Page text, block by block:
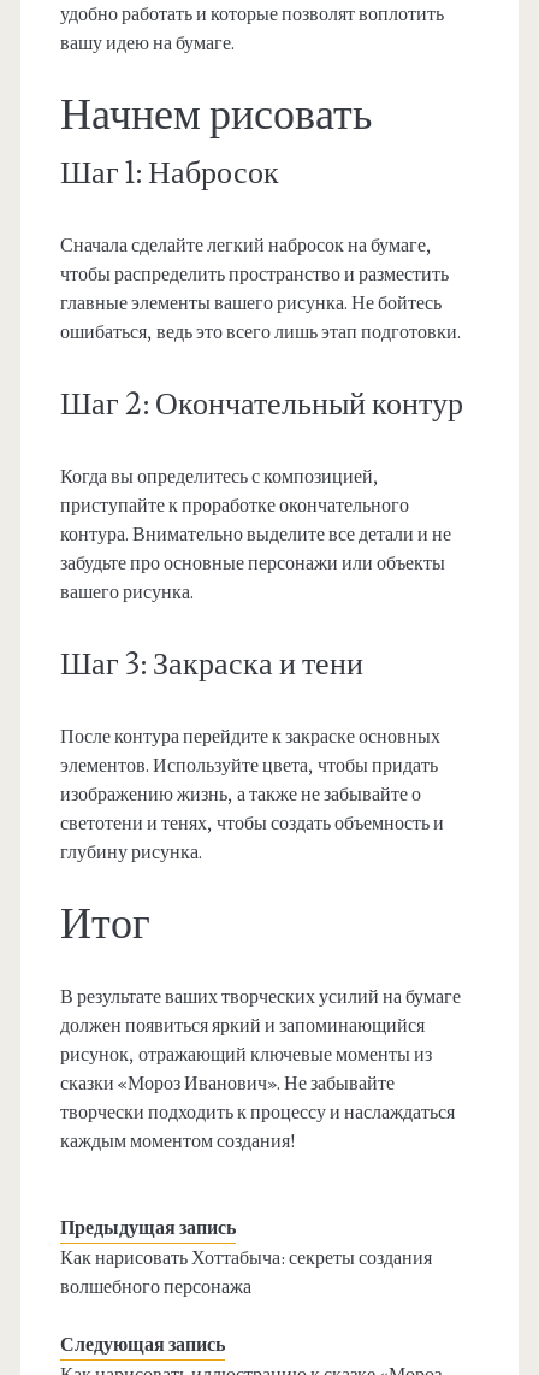
удобно работать и которые позволят воплотить
вашу идею на бумаге.
Начнем рисовать
Шаг 1: Набросок
Сначала сделайте легкий набросок на бумаге,
чтобы распределить пространство и разместить
главные элементы вашего рисунка. Не бойтесь
ошибаться, ведь это всего лишь этап подготовки.
Шаг 2: Окончательный контур
Когда вы определитесь с композицией,
приступайте к проработке окончательного
контура. Внимательно выделите все детали и не
забудьте про основные персонажи или объекты
вашего рисунка.
Шаг 3: Закраска и тени
После контура перейдите к закраске основных
элементов. Используйте цвета, чтобы придать
изображению жизнь, а также не забывайте о
светотени и тенях, чтобы создать объемность и
глубину рисунка.
Итог
В результате ваших творческих усилий на бумаге
должен появиться яркий и запоминающийся
рисунок, отражающий ключевые моменты из
сказки «Мороз Иванович». Не забывайте
творчески подходить к процессу и наслаждаться
каждым моментом создания!
Предыдущая запись
Как нарисовать Хоттабыча: секреты создания
волшебного персонажа
Следующая запись